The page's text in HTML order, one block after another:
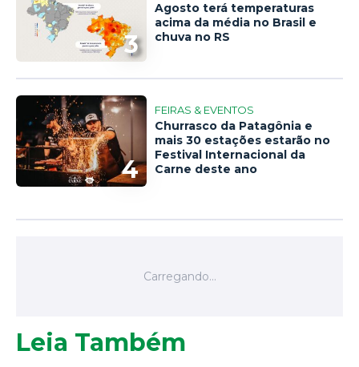
3
Agosto terá temperaturas
acima da média no Brasil e
chuva no RS
4
FEIRAS & EVENTOS
Churrasco da Patagônia e
mais 30 estações estarão no
Festival Internacional da
Carne deste ano
Leia Também